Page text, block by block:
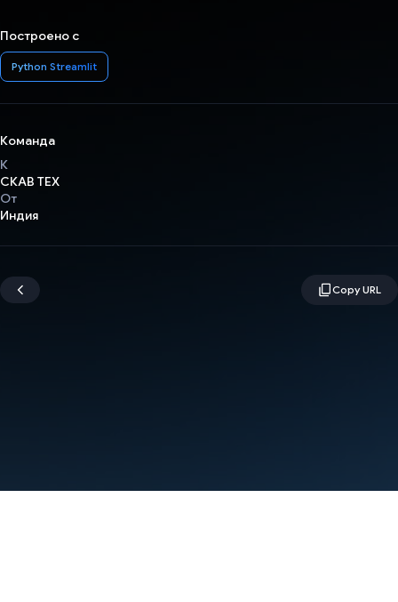
Построено с
Python Streamlit
Команда
К
СКАВ ТЕХ
От
Индия